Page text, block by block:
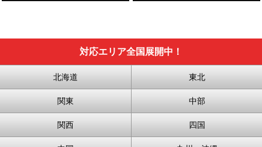
対応エリア全国展開中！
北海道 東北
関東 中部
関西 四国